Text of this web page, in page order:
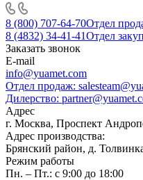
8 (800) 707-64-70Отдел
8 (4832) 34-41-41Отдел
Заказать звонок
E-mail
info@yuamet.com
Отдел продаж:
Дилерство:
Адрес
г. Москва, Проспект
Адрес производства:
Брянский район, д.
Режим работы
Пн. – Пт.: с 9:00 до 18:00